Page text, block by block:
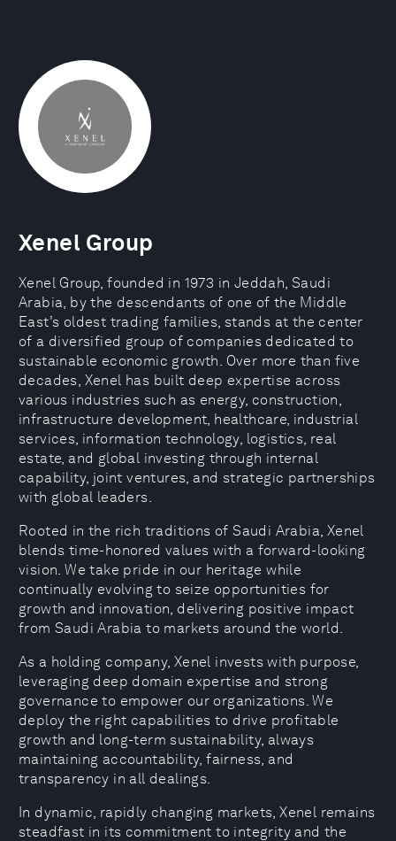
Xenel Group
Xenel Group, founded in 1973 in Jeddah, Saudi
Arabia, by the descendants of one of the Middle
East’s oldest trading families, stands at the center
of a diversified group of companies dedicated to
sustainable economic growth. Over more than five
decades, Xenel has built deep expertise across
various industries such as energy, construction,
infrastructure development, healthcare, industrial
services, information technology, logistics, real
estate, and global investing through internal
capability, joint ventures, and strategic partnerships
with global leaders.
Rooted in the rich traditions of Saudi Arabia, Xenel
blends time-honored values with a forward-looking
vision. We take pride in our heritage while
continually evolving to seize opportunities for
growth and innovation, delivering positive impact
from Saudi Arabia to markets around the world.
As a holding company, Xenel invests with purpose,
leveraging deep domain expertise and strong
governance to empower our organizations. We
deploy the right capabilities to drive profitable
growth and long-term sustainability, always
maintaining accountability, fairness, and
transparency in all dealings.
In dynamic, rapidly changing markets, Xenel remains
steadfast in its commitment to integrity and the